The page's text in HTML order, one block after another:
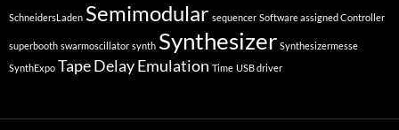
SchneidersLaden Semimodular sequencer Software assigned Controller
superbooth swarmoscillator synth Synthesizer Synthesizermesse
SynthExpo Tape Delay Emulation Time USB driver